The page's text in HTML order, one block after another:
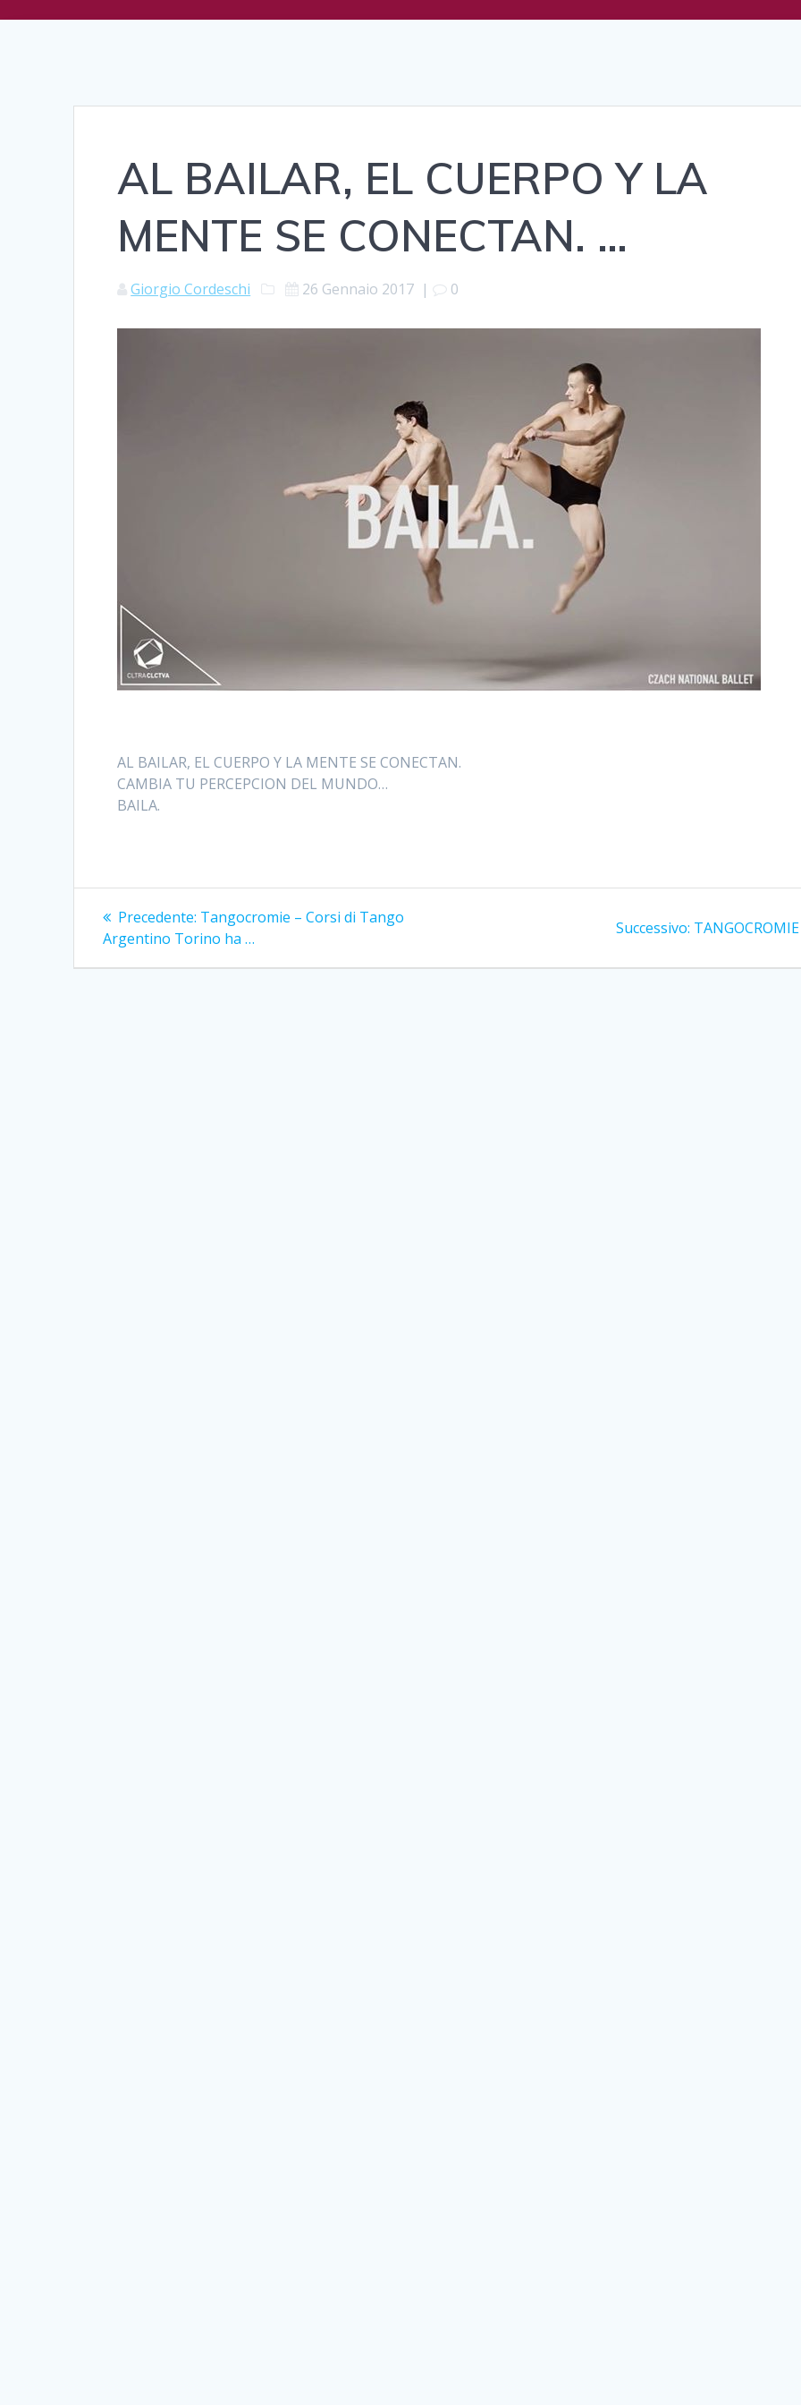
AL BAILAR, EL CUERPO Y LA
MENTE SE CONECTAN. …
Giorgio Cordeschi 26 Gennaio 2017 | 0
AL BAILAR, EL CUERPO Y LA MENTE SE CONECTAN.
CAMBIA TU PERCEPCION DEL MUNDO…
BAILA.
Navigazione
articoli
Precedente: Articolo
precedente:
Tangocromie – Corsi di Tango
Argentino Torino ha …
Successivo: Articolo